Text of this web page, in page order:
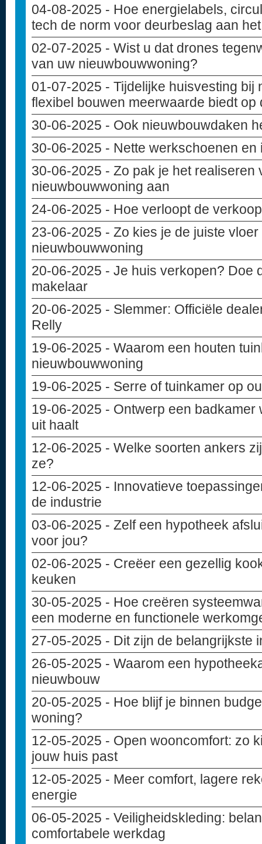
04-08-2025 - Hoe energielabels,
tech de norm voor deurbeslag aan
02-07-2025 - Wist u dat drones
van uw nieuwbouwwoning?
01-07-2025 - Tijdelijke huisvesting bij
flexibel bouwen meerwaarde biedt op
30-06-2025 - Ook nieuwbouwdaken
30-06-2025 - Nette werkschoenen
30-06-2025 - Zo pak je het realiseren
nieuwbouwwoning aan
24-06-2025 - Hoe verloopt de
23-06-2025 - Zo kies je de juiste
nieuwbouwwoning
20-06-2025 - Je huis verkopen? Doe
makelaar
20-06-2025 - Slemmer: Officiële
Relly
19-06-2025 - Waarom een houten
nieuwbouwwoning
19-06-2025 - Serre of tuinkamer op
19-06-2025 - Ontwerp een badkamer
uit haalt
12-06-2025 - Welke soorten ankers
ze?
12-06-2025 - Innovatieve
de industrie
03-06-2025 - Zelf een hypotheek
voor jou?
02-06-2025 - Creëer een gezellig
keuken
30-05-2025 - Hoe creëren
een moderne en functionele
27-05-2025 - Dit zijn de belangrijkste
26-05-2025 - Waarom een
nieuwbouw
20-05-2025 - Hoe blijf je binnen
woning?
12-05-2025 - Open wooncomfort: zo
jouw huis past
12-05-2025 - Meer comfort, lagere
energie
06-05-2025 - Veiligheidskleding:
comfortabele werkdag